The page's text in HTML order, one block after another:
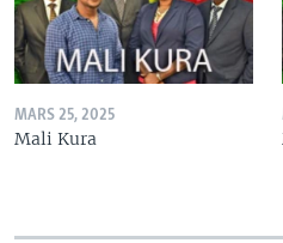
MARS 25, 2025
Mali Kura